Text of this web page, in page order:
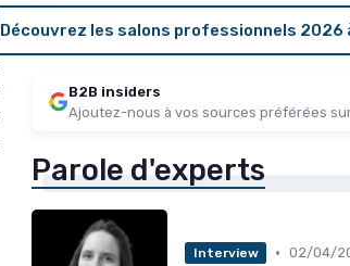
Découvrez les salons professionnels 2026
B2B insiders
Ajoutez-nous à vos sources préférées
Parole d'experts
Interview • 02/04/